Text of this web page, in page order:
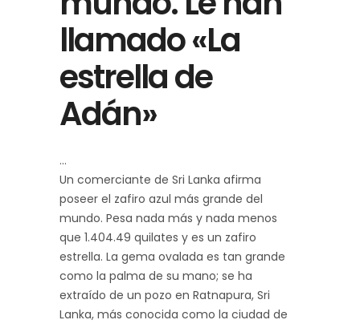
llamado «La
estrella de
Adán»
Un comerciante de Sri Lanka afirma
poseer el zafiro azul más grande del
mundo. Pesa nada más y nada menos
que 1.404.49 quilates y es un zafiro
estrella. La gema ovalada es tan grande
como la palma de su mano; se ha
extraído de un pozo en Ratnapura, Sri
Lanka, más conocida como la ciudad de